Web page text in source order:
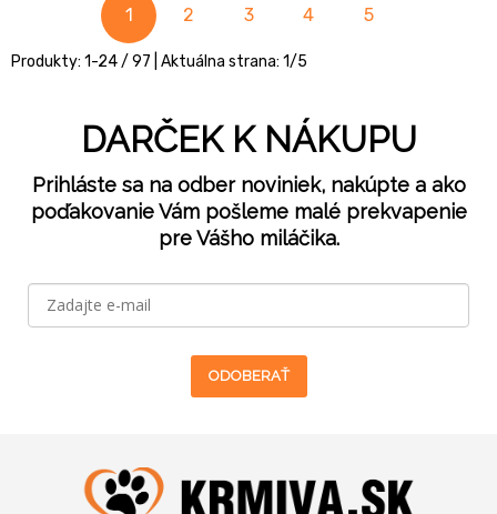
1 2 3 4 5
Produkty: 1-24/ 97 | Aktuálna strana: 1/5
DARČEK K NÁKUPU
Prihláste sa na odber noviniek, nakúpte a ako
poďakovanie Vám pošleme malé prekvapenie
pre Vášho miláčika.
ODOBERAŤ